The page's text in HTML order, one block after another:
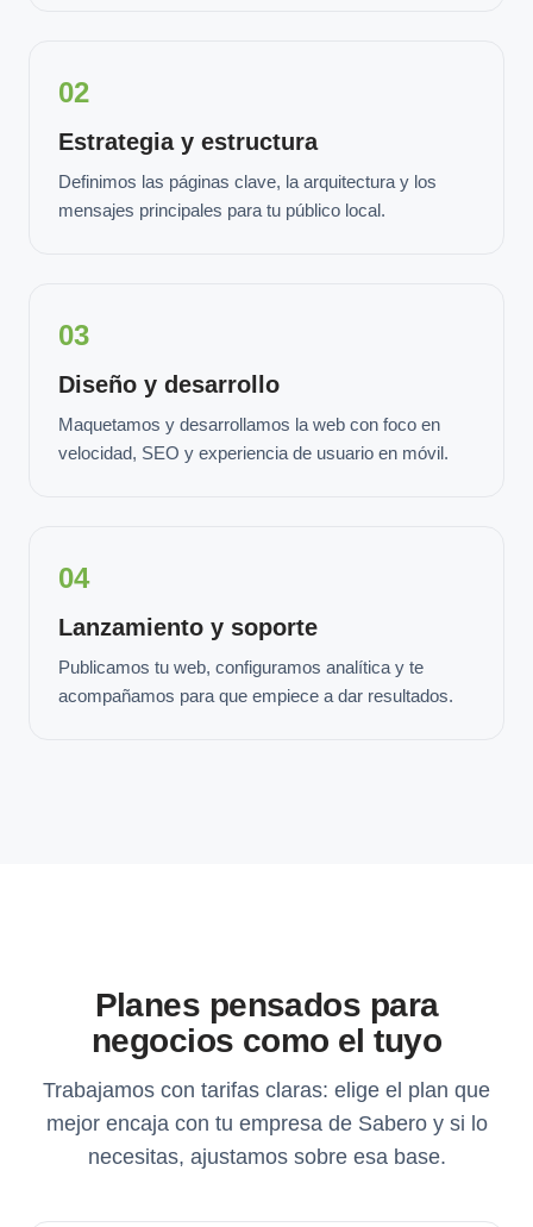
02
Estrategia y estructura
Definimos las páginas clave, la arquitectura y los
mensajes principales para tu público local.
03
Diseño y desarrollo
Maquetamos y desarrollamos la web con foco en
velocidad, SEO y experiencia de usuario en móvil.
04
Lanzamiento y soporte
Publicamos tu web, configuramos analítica y te
acompañamos para que empiece a dar resultados.
Planes pensados para
negocios como el tuyo
Trabajamos con tarifas claras: elige el plan que
mejor encaja con tu empresa de Sabero y si lo
necesitas, ajustamos sobre esa base.